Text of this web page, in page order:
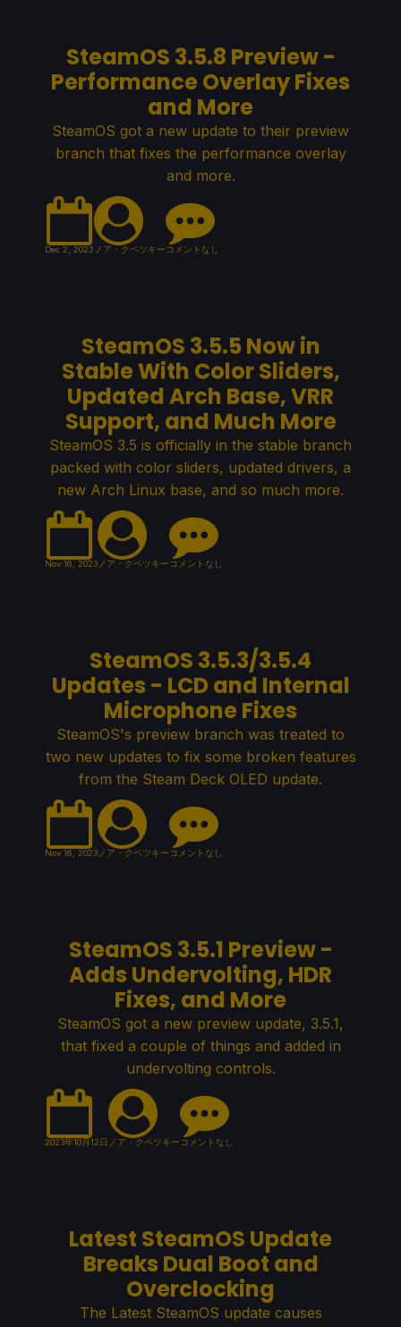
SteamOS 3.5.8 Preview -
Performance Overlay Fixes
and More
SteamOS got a new update to their preview
branch that fixes the performance overlay
and more.
Dec 2, 2023 ノア・クペツキーコメントなし
SteamOS 3.5.5 Now in
Stable With Color Sliders,
Updated Arch Base, VRR
Support, and Much More
SteamOS 3.5 is officially in the stable branch
packed with color sliders, updated drivers, a
new Arch Linux base, and so much more.
Nov 16, 2023 ノア・クペツキーコメントなし
SteamOS 3.5.3/3.5.4
Updates - LCD and Internal
Microphone Fixes
SteamOS's preview branch was treated to
two new updates to fix some broken features
from the Steam Deck OLED update.
Nov 16, 2023 ノア・クペツキーコメントなし
SteamOS 3.5.1 Preview -
Adds Undervolting, HDR
Fixes, and More
SteamOS got a new preview update, 3.5.1,
that fixed a couple of things and added in
undervolting controls.
2023年10月12日 ノア・クペツキーコメントなし
Latest SteamOS Update
Breaks Dual Boot and
Overclocking
The Latest SteamOS update causes